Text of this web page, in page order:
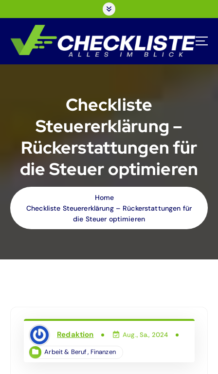
Checkliste
Steuererklärung –
Rückerstattungen für
die Steuer optimieren
Home
Checkliste Steuererklärung – Rückerstattungen für
die Steuer optimieren
Redaktion Aug., Sa., 2024
Arbeit & Beruf, Finanzen